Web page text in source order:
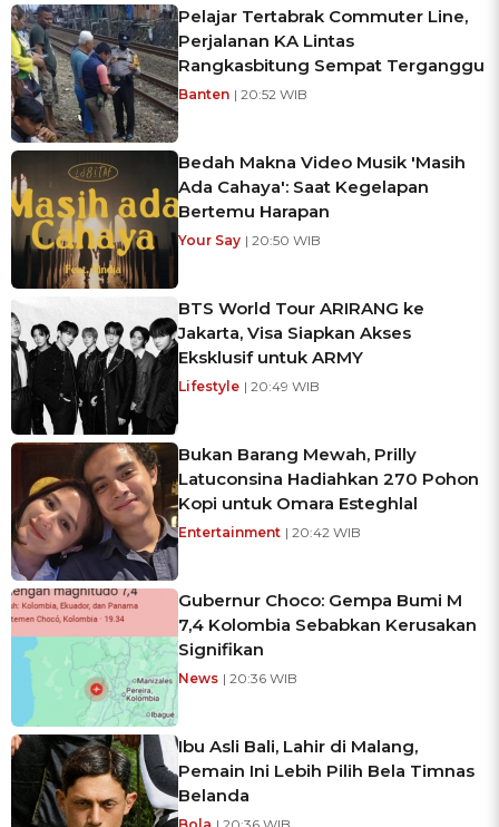
Pelajar Tertabrak Commuter Line,
Perjalanan KA Lintas
Rangkasbitung Sempat Terganggu
Banten | 20:52 WIB
Bedah Makna Video Musik 'Masih
Ada Cahaya': Saat Kegelapan
Bertemu Harapan
Your Say | 20:50 WIB
BTS World Tour ARIRANG ke
Jakarta, Visa Siapkan Akses
Eksklusif untuk ARMY
Lifestyle | 20:49 WIB
Bukan Barang Mewah, Prilly
Latuconsina Hadiahkan 270 Pohon
Kopi untuk Omara Esteghlal
Entertainment | 20:42 WIB
Gubernur Choco: Gempa Bumi M
7,4 Kolombia Sebabkan Kerusakan
Signifikan
News | 20:36 WIB
Ibu Asli Bali, Lahir di Malang,
Pemain Ini Lebih Pilih Bela Timnas
Belanda